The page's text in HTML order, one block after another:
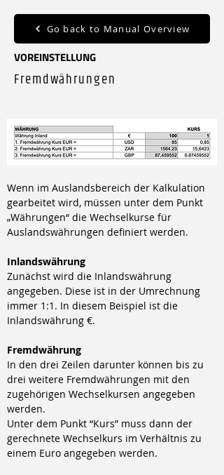
Go back to Manual Overview
VOREINSTELLUNG
Fremdwährungen
Wenn im Auslandsbereich der Kalkulation
gearbeitet wird, müssen unter dem Punkt
„Währungen“ die Wechselkurse für
Auslandswährungen definiert werden.
Inlandswährung
Zunächst wird die Inlandswährung
angegeben. Diese ist in der Umrechnung
immer 1:1. In diesem Beispiel ist die
Inlandswährung €.
Fremdwährung
In den drei Zeilen darunter können bis zu
drei weitere Fremdwährungen mit den
zugehörigen Wechselkursen angegeben
werden.
Unter dem Punkt “Kurs” muss dann der
gerechnete Wechselkurs im Verhältnis zu
einem Euro angegeben werden.